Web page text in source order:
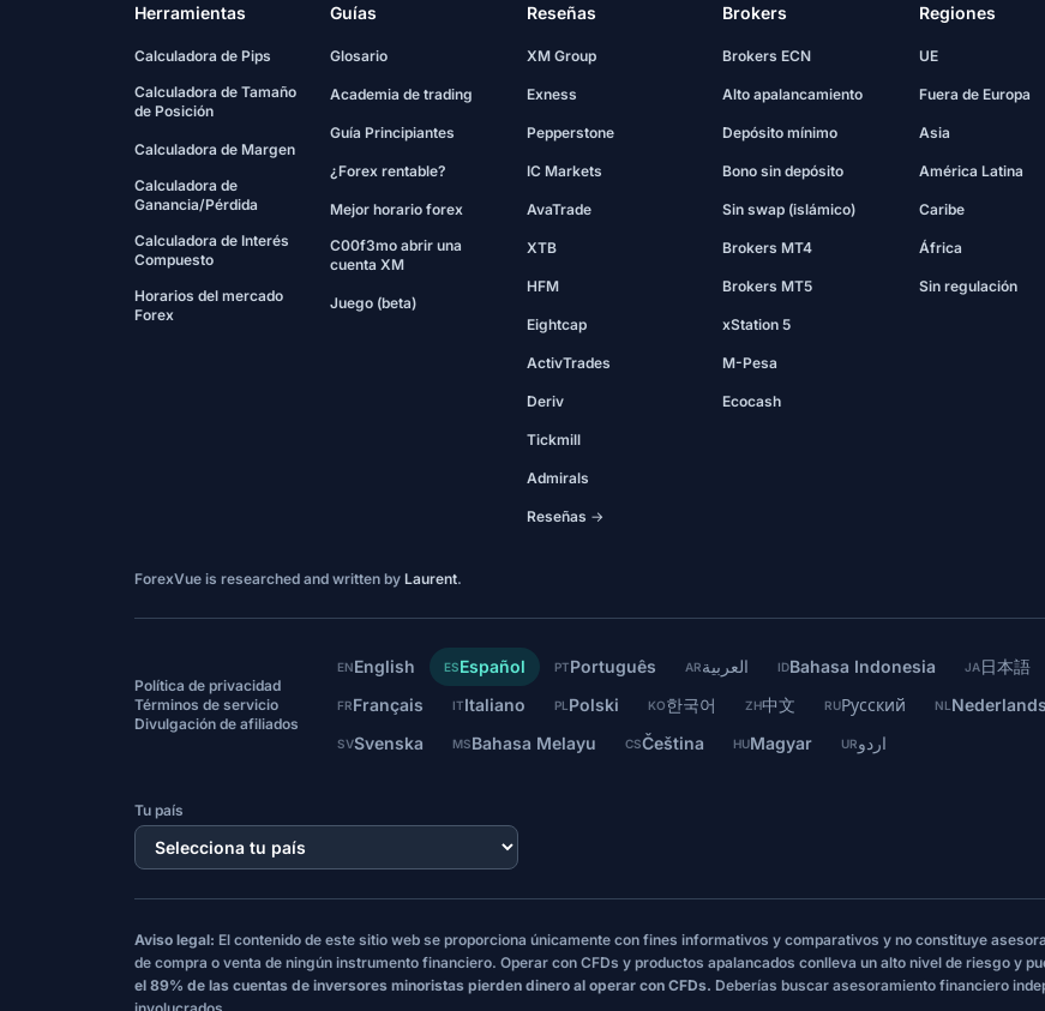
Herramientas
Calculadora de Pips
Calculadora de Tamaño
de Posición
Calculadora de Margen
Calculadora de
Ganancia/Pérdida
Calculadora de Interés
Compuesto
Horarios del mercado
Forex
Guías
Glosario
Academia de trading
Guía Principiantes
¿Forex rentable?
Mejor horario forex
C00f3mo abrir una
cuenta XM
Juego (beta)
Reseñas
XM Group
Exness
Pepperstone
IC Markets
AvaTrade
XTB
HFM
Eightcap
ActivTrades
Deriv
Tickmill
Admirals
Reseñas →
Brokers
Brokers ECN
Alto apalancamiento
Depósito mínimo
Bono sin depósito
Sin swap (islámico)
Brokers MT4
Brokers MT5
xStation 5
M-Pesa
Ecocash
Regiones
UE
Fuera de Europa
Asia
América Latina
Caribe
África
Sin regulación
ForexVue is researched and written by Laurent.
Política de privacidad
Términos de servicio
Divulgación de afiliados
ENEnglish ESEspañol PTPortuguês ARالعربية IDBahasa Indonesia JA日本語
FRFrançais ITItaliano PL Polski KO한국어 ZH中文 RUРусский NL Nederlands
SVSvenska MSBahasa Melayu CSČeština HUMagyar URاردو
Tu país
Aviso legal: El contenido de este sitio web se proporciona únicamente con fines informativos y comparativos y no constituye
de compra o venta de ningún instrumento financiero. Operar con CFDs y productos apalancados conlleva un alto nivel de riesgo y
el 89% de las cuentas de inversores minoristas pierden dinero al operar con CFDs. Deberías buscar asesoramiento financiero